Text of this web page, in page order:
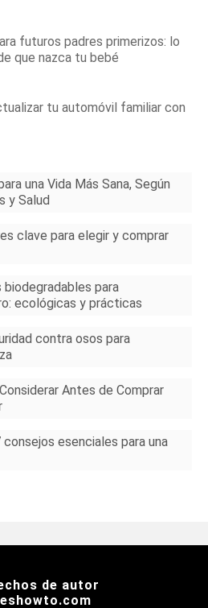
futuros padres primerizos: lo
que nazca tu bebé
tu automóvil familiar con
una Vida Más Sana, Según
y Salud
clave para elegir y comprar
para
ecológicas y prácticas
contra osos para
Antes de Comprar
esenciales para una
de autor